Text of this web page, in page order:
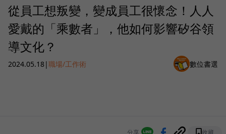
從員工想叛變，變成員工很懷念！人人
愛戴的「乘數者」，他如何影響矽谷領
導文化？
2024.05.18|職場/工作術 數位書選
分享 收藏